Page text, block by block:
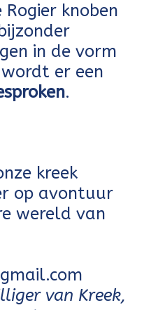
knoben
bijzonder
in de vorm
er een
.
kreek
op avontuur
wereld van
van Kreek,